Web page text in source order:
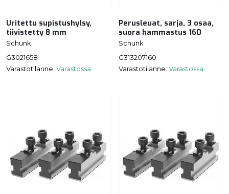
Uritettu supistushylsy,
tiivistetty 8 mm
Schunk
G3021658
Varastotilanne: Varastossa
Perusleuat, sarja, 3 osaa,
suora hammastus 160
Schunk
G313207160
Varastotilanne: Varastossa